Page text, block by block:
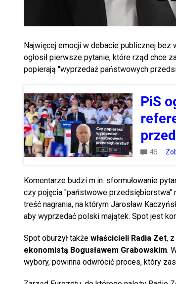
Najwięcej emocji w debacie publicznej bez
ogłosił pierwsze pytanie, które rząd chce
popierają "wyprzedaż państwowych
PiS
45
Komentarze budzi m.in. sformułowanie
czy pojęcia "państwowe przedsiębiorstwa"
treść nagrania, na którym Jarosław
aby wyprzedać polski majątek. Spot jest
Spot oburzył także właścicieli Radia Zet,
ekonomistą Bogusławem Grabowskim.
wybory, powinna odwrócić proces, który